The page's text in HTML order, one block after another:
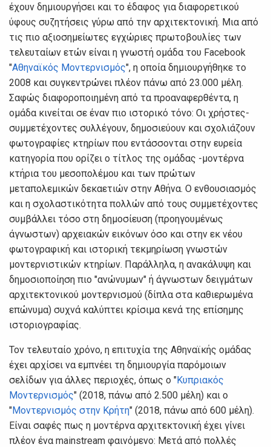
έχουν δημιουργήσει και το έδαφος για διαφορετικού
ύφους συζητήσεις γύρω από την αρχιτεκτονική. Μια από
τις πιο αξιοσημείωτες εγχώριες πρωτοβουλίες των
τελευταίων ετών είναι η γνωστή ομάδα του Facebook
"Αθηναϊκός Μοντερνισμός", η οποία δημιουργήθηκε το
2008 και συγκεντρώνει πλέον πάνω από 23.000 μέλη.
Σαφώς διαφοροποιημένη από τα προαναφερθέντα, η
ομάδα κινείται σε έναν πιο ιστορικό τόνο: Οι χρήστες-
συμμετέχοντες συλλέγουν, δημοσιεύουν και σχολιάζουν
φωτογραφίες κτηρίων που εντάσσονται στην ευρεία
κατηγορία που ορίζει ο τίτλος της ομάδας -μοντέρνα
κτήρια του μεσοπολέμου και των πρώτων
μεταπολεμικών δεκαετιών στην Αθήνα. Ο ενθουσιασμός
και η σχολαστικότητα πολλών από τους συμμετέχοντες
συμβάλλει τόσο στη δημοσίευση (προηγουμένως
άγνωστων) αρχειακών εικόνων όσο και στην εκ νέου
φωτογραφική και ιστορική τεκμηρίωση γνωστών
μοντερνιστικών κτηρίων. Παράλληλα, η ανακάλυψη και
δημοσιοποίηση πιο "ανώνυμων" ή άγνωστων δειγμάτων
αρχιτεκτονικού μοντερνισμού (δίπλα στα καθιερωμένα
επώνυμα) συχνά καλύπτει κρίσιμα κενά της επίσημης
ιστοριογραφίας.
Τον τελευταίο χρόνο, η επιτυχία της Αθηναϊκής ομάδας
έχει αρχίσει να εμπνέει τη δημιουργία παρόμοιων
σελίδων για άλλες περιοχές, όπως ο "Κυπριακός
Μοντερνισμός" (2018, πάνω από 2.500 μέλη) και ο
"Μοντερνισμός στην Κρήτη" (2018, πάνω από 600 μέλη).
Είναι σαφές πως η μοντέρνα αρχιτεκτονική έχει γίνει
πλέον ένα mainstream φαινόμενο: Μετά από πολλές